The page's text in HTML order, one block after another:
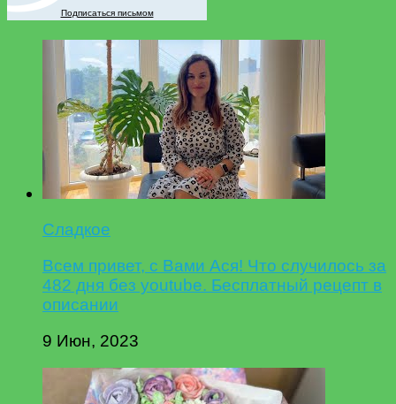
Подписаться письмом
Сладкое
Всем привет, с Вами Ася! Что случилось за
482 дня без youtube. Бесплатный рецепт в
описании
9 Июн, 2023